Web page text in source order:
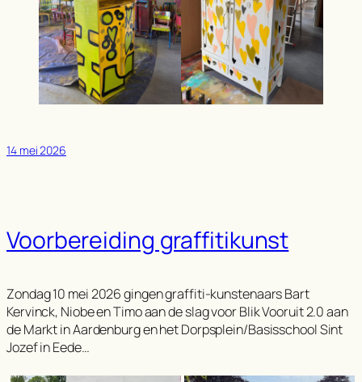
14 mei 2026
Voorbereiding graffitikunst
Zondag 10 mei 2026 gingen graffiti-kunstenaars Bart
Kervinck, Niobe en Timo aan de slag voor Blik Vooruit 2.0 aan
de Markt in Aardenburg en het Dorpsplein/Basisschool Sint
Jozef in Eede…